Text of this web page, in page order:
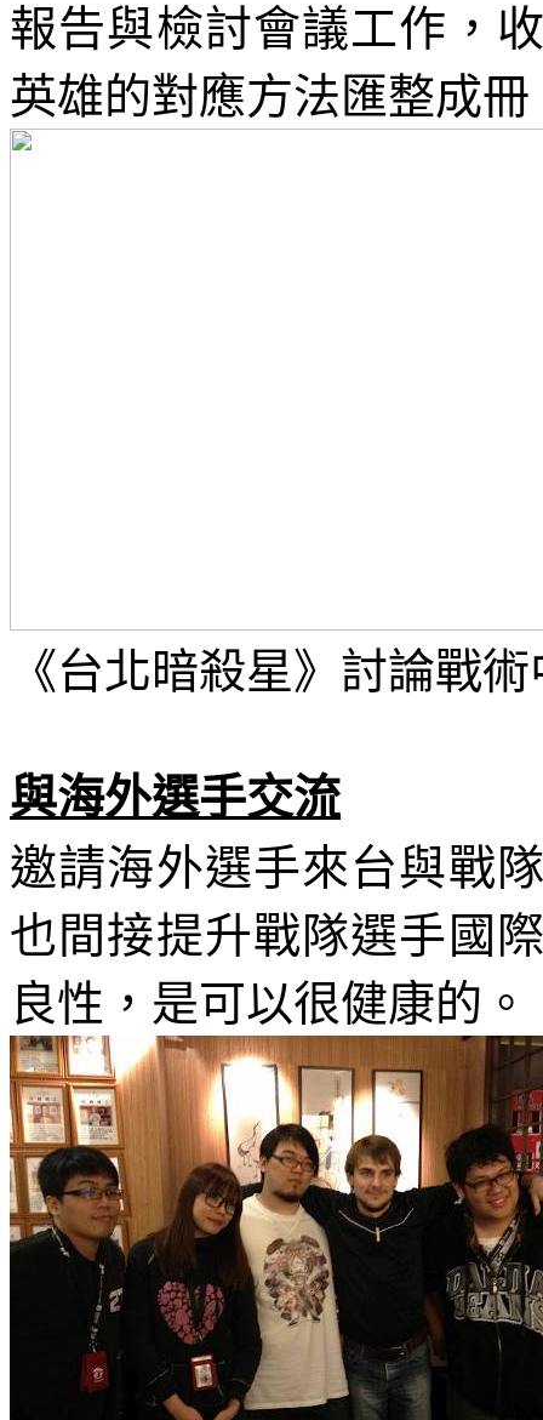
報告與檢討會議工作，
英雄的對應方法匯整成冊
《台北暗殺星》討論戰術
與海外選手交流
邀請海外選手來台與戰
也間接提升戰隊選手國
良性，是可以很健康的。